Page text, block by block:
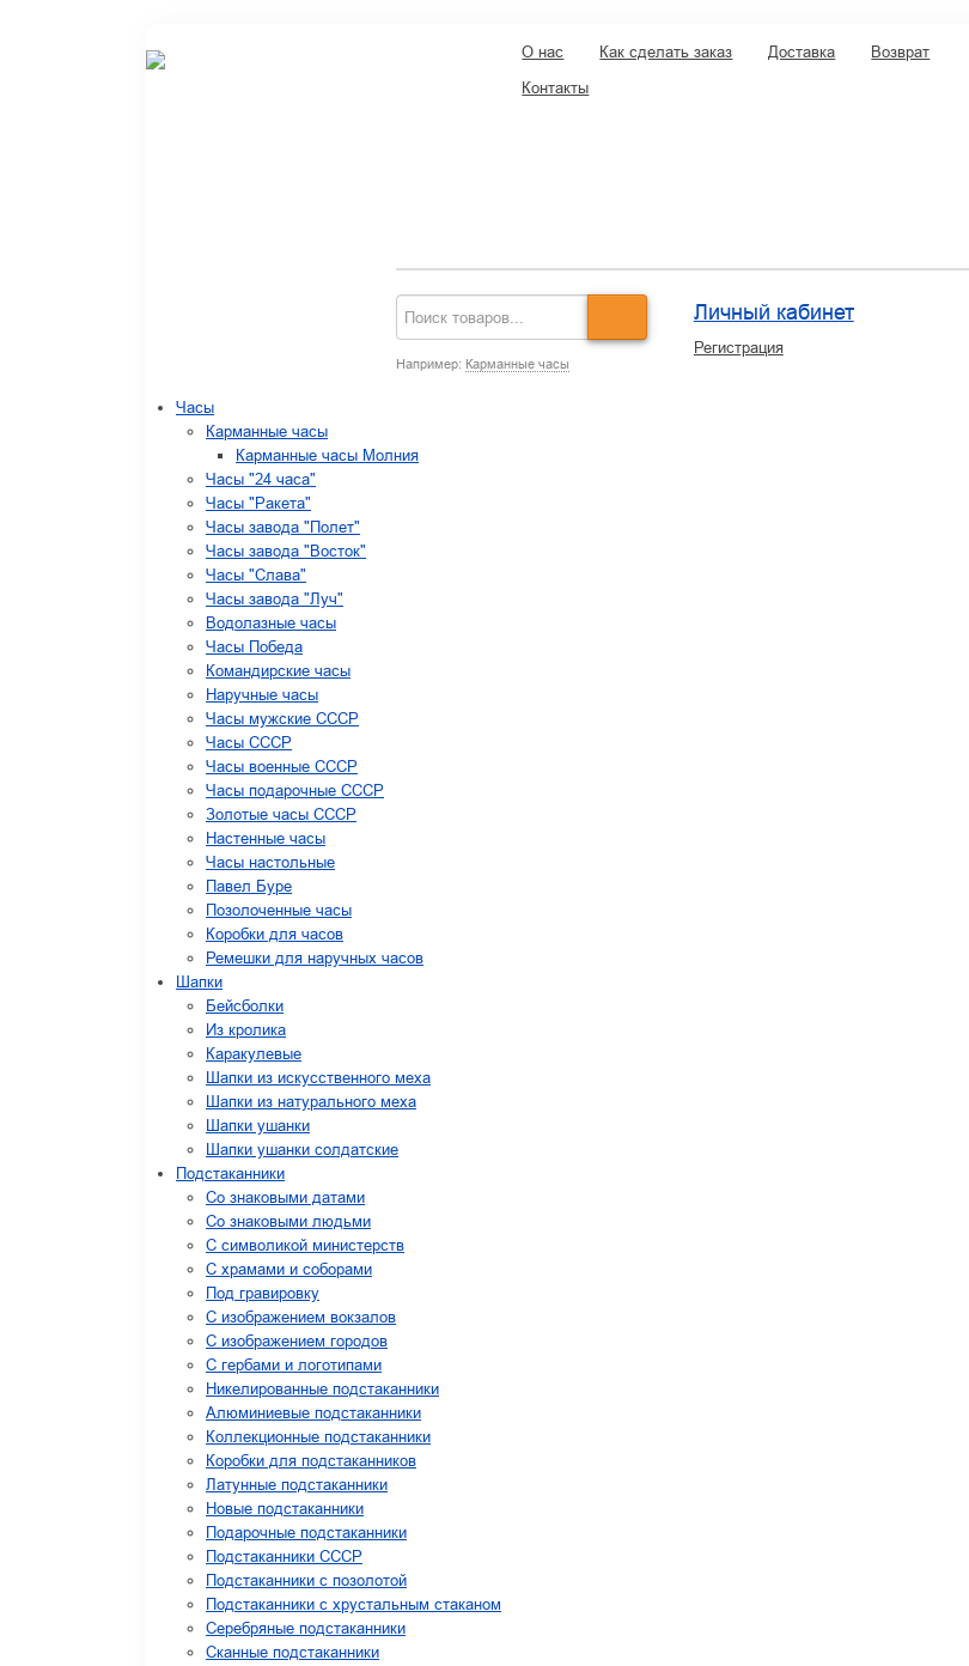
О нас Как сделать заказ Доставка
Возврат
Контакты
Например: Карманные часы
Личный кабинет
Регистрация
Часы
Карманные часы
Карманные часы Молния
Часы "24 часа"
Часы "Ракета"
Часы завода "Полет"
Часы завода "Восток"
Часы "Слава"
Часы завода "Луч"
Водолазные часы
Часы Победа
Командирские часы
Наручные часы
Часы мужские СССР
Часы СССР
Часы военные СССР
Часы подарочные СССР
Золотые часы СССР
Настенные часы
Часы настольные
Павел Буре
Позолоченные часы
Коробки для часов
Ремешки для наручных часов
Шапки
Бейсболки
Из кролика
Каракулевые
Шапки из искусственного меха
Шапки из натурального меха
Шапки ушанки
Шапки ушанки солдатские
Подстаканники
Со знаковыми датами
Cо знаковыми людьми
C символикой министерств
C храмами и соборами
Под гравировку
С изображением вокзалов
С изображением городов
С гербами и логотипами
Никелированные подстаканники
Алюминиевые подстаканники
Коллекционные подстаканники
Коробки для подстаканников
Латунные подстаканники
Новые подстаканники
Подарочные подстаканники
Подстаканники СССР
Подстаканники с позолотой
Подстаканники с хрустальным стаканом
Серебряные подстаканники
Сканные подстаканники